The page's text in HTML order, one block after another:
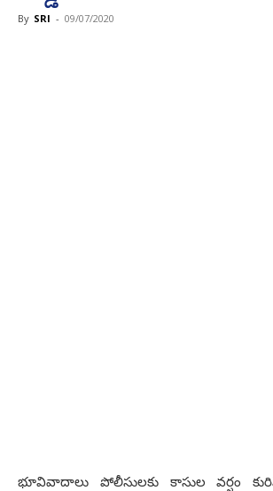
By SRI - 09/07/2020
భూవివాదాలు పోలీసుల‌కు కాసుల వ‌ర్షం